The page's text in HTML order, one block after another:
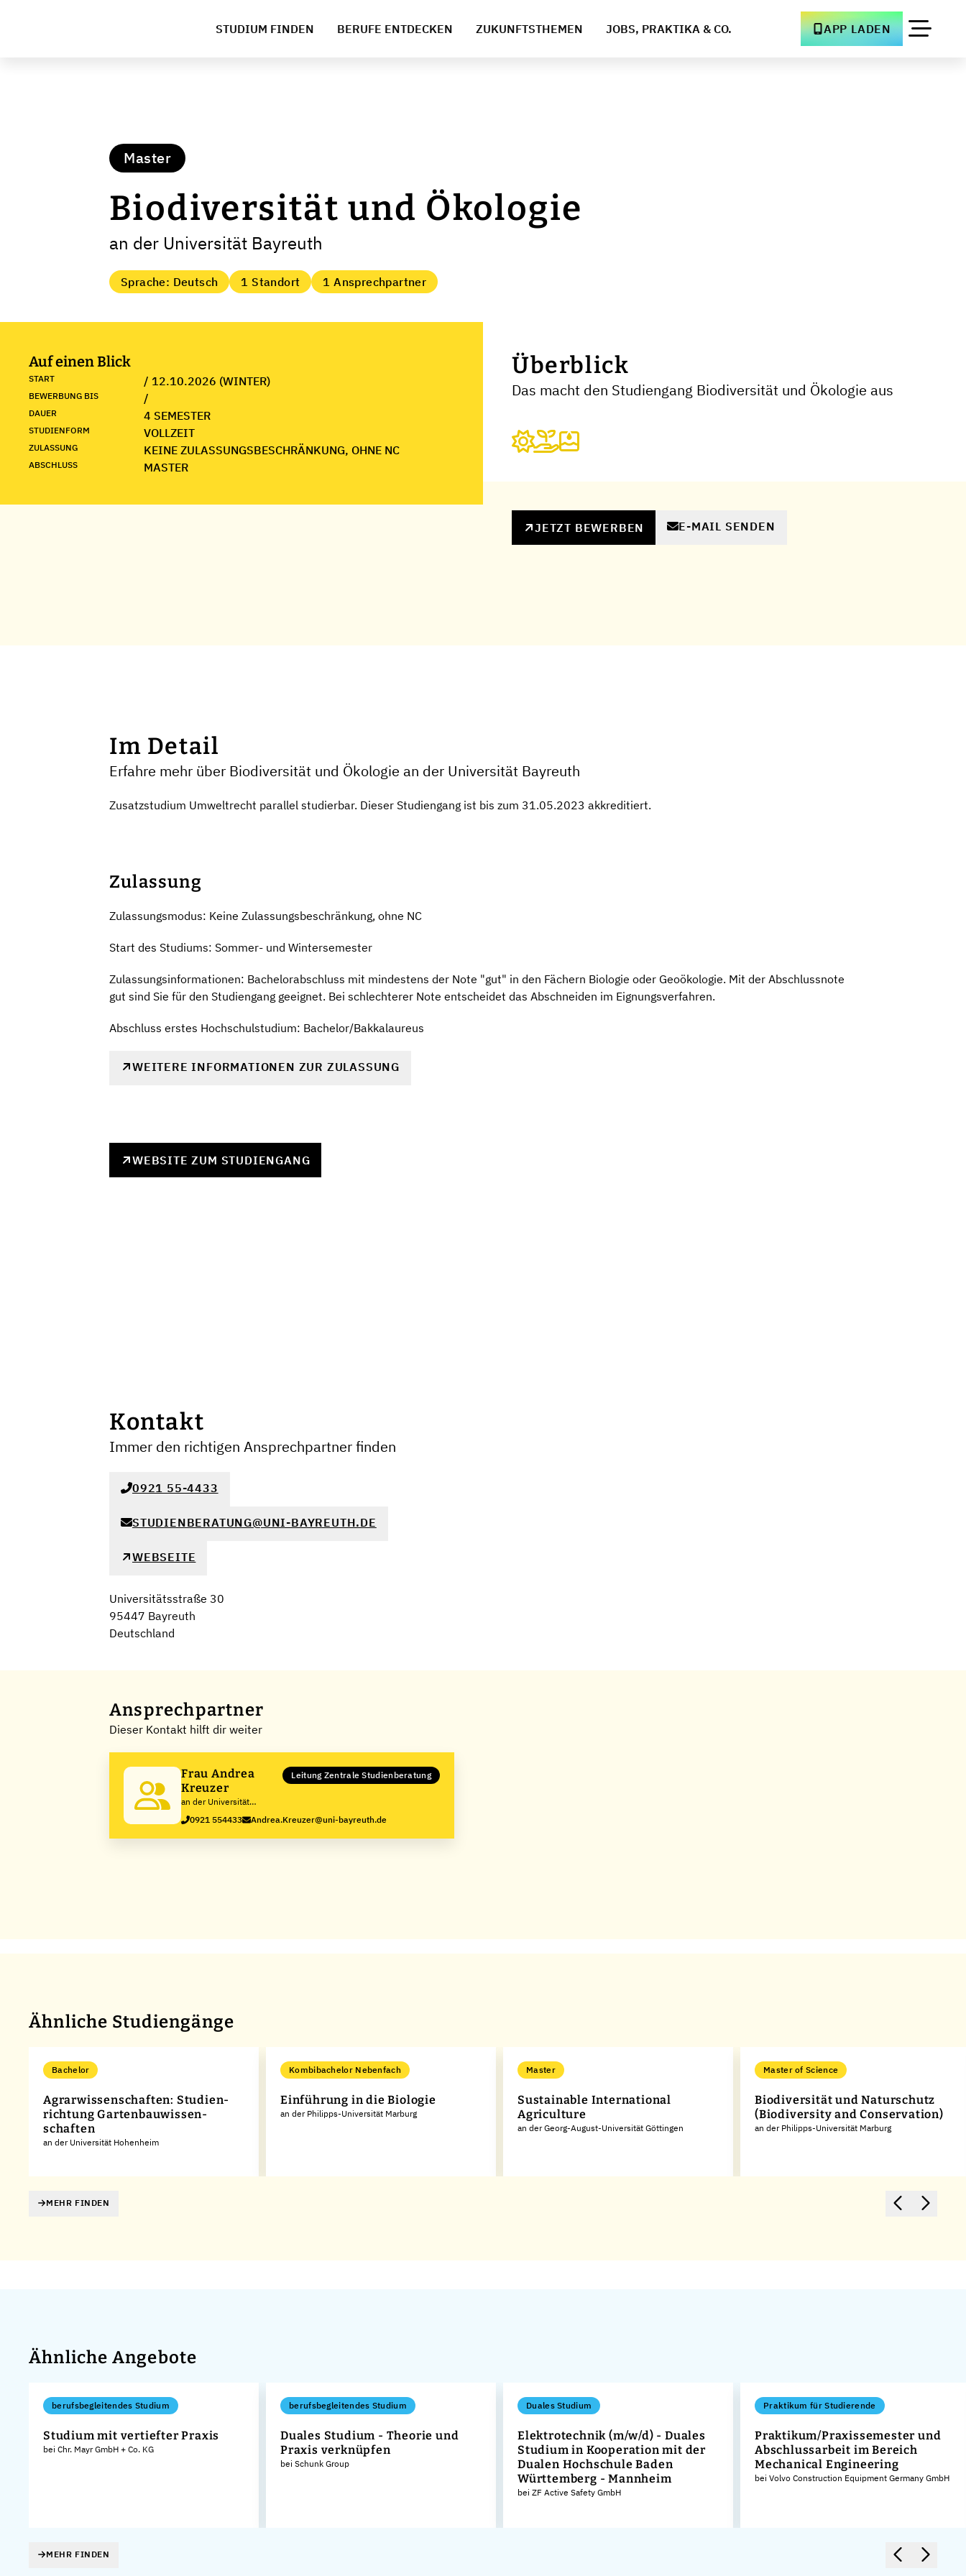
STUDIUM FINDEN BERUFE ENTDECKEN ZUKUNFTSTHEMEN JOBS, PRAKTIKA & CO. APP LADEN
Master
Biodiversität und Ökologie
an der Universität Bayreuth
Sprache: Deutsch 1 Standort 1 Ansprechpartner
Auf einen Blick
START / 12.10.2026 (WINTER)
BEWERBUNG BIS /
DAUER 4 SEMESTER
STUDIENFORM VOLLZEIT
ZULASSUNG KEINE ZULASSUNGSBESCHRÄNKUNG, OHNE NC
ABSCHLUSS MASTER
Überblick
Das macht den Studiengang Biodiversität und Ökologie aus
JETZT BEWERBEN E-MAIL SENDEN
Im Detail
Erfahre mehr über Biodiversität und Ökologie an der Universität Bayreuth
Zusatzstudium Umweltrecht parallel studierbar. Dieser Studiengang ist bis zum 31.05.2023 akkreditiert.
Zulassung
Zulassungsmodus: Keine Zulassungsbeschränkung, ohne NC
Start des Studiums: Sommer- und Wintersemester
Zulassungsinformationen: Bachelorabschluss mit mindestens der Note "gut" in den Fächern Biologie oder Geoökologie. Mit der Abschlussnote
gut sind Sie für den Studiengang geeignet. Bei schlechterer Note entscheidet das Abschneiden im Eignungsverfahren.
Abschluss erstes Hochschulstudium: Bachelor/Bakkalaureus
WEITERE INFORMATIONEN ZUR ZULASSUNG
WEBSITE ZUM STUDIENGANG
Kontakt
Immer den richtigen Ansprechpartner finden
0921 55-4433
STUDIENBERATUNG@UNI-BAYREUTH.DE
WEBSEITE
Universitätsstraße 30
95447 Bayreuth
Deutschland
Ansprechpartner
Dieser Kontakt hilft dir weiter
Frau Andrea
Kreuzer
an der Universität
Bayreuth
Leitung Zentrale Studienberatung
0921 554433 Andrea.Kreuzer@uni-bayreuth.de
Ähnliche Studiengänge
Bachelor
Agrarwissen­schaften: Studien­
richtung Gartenbau­wissen­
schaften
an der Universität Hohenheim
Kombibachelor Nebenfach
Einführung in die Biologie
an der Philipps-Universität Marburg
Master
Sustainable International
Agriculture
an der Georg-August-Universität Göttingen
Master of Science
Biodiversität und Naturschutz
(Biodiversity and Conservation)
an der Philipps-Universität Marburg
MEHR FINDEN
Ähnliche Angebote
berufsbegleitendes Studium
Studium mit vertiefter Praxis
bei Chr. Mayr GmbH + Co. KG
berufsbegleitendes Studium
Duales Studium - Theorie und
Praxis verknüpfen
bei Schunk Group
Duales Studium
Elektrotechnik (m/w/d) - Duales
Studium in Kooperation mit der
Dualen Hochschule Baden
Württemberg - Mannheim
bei ZF Active Safety GmbH
Praktikum für Studierende
Praktikum/Praxissemester und
Abschlussarbeit im Bereich
Mechanical Engineering
bei Volvo Construction Equipment Germany GmbH
MEHR FINDEN